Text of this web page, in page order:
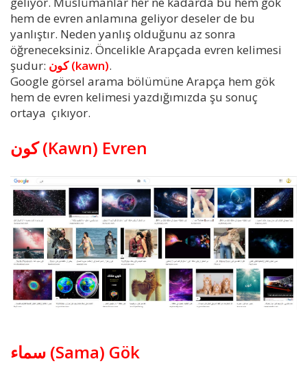
hem de evren anlamına geliyor deseler de bu
yanlıştır. Neden yanlış olduğunu az sonra
öğreneceksiniz. Öncelikle Arapçada evren kelimesi
şudur:
كون (kawn).
Google görsel arama bölümüne Arapça hem gök
hem de evren kelimesi yazdığımızda şu sonuç
ortaya çıkıyor.
كون (Kawn) Evren
سماء (Sama) Gök